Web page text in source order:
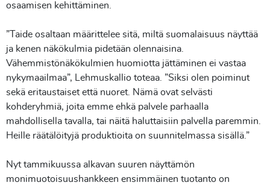
osaamisen kehittäminen.
”Taide osaltaan määrittelee sitä, miltä suomalaisuus näyttää
ja kenen näkökulmia pidetään olennaisina.
Vähemmistönäkökulmien huomiotta jättäminen ei vastaa
nykymaailmaa”, Lehmuskallio toteaa. ”Siksi olen poiminut
sekä eritaustaiset että nuoret. Nämä ovat selvästi
kohderyhmiä, joita emme ehkä palvele parhaalla
mahdollisella tavalla, tai näitä haluttaisiin palvella paremmin.
Heille räätälöityjä produktioita on suunnitelmassa sisällä.”
Nyt tammikuussa alkavan suuren näyttämön
monimuotoisuushankkeen ensimmäinen tuotanto on